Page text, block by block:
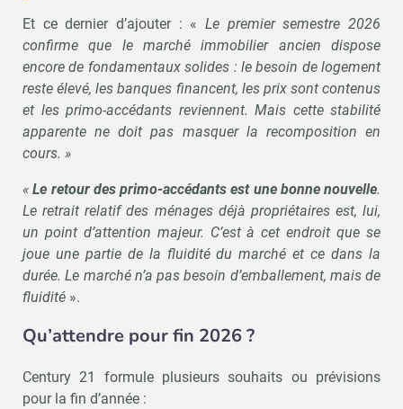
Et ce dernier d’ajouter : « Le premier semestre 2026
confirme que le marché immobilier ancien dispose
encore de fondamentaux solides : le besoin de logement
reste élevé, les banques financent, les prix sont contenus
et les primo-accédants reviennent. Mais cette stabilité
apparente ne doit pas masquer la recomposition en
cours. »
«Le retour des primo-accédants est une bonne nouvelle.
Le retrait relatif des ménages déjà propriétaires est, lui,
un point d’attention majeur. C’est à cet endroit que se
joue une partie de la fluidité du marché et ce dans la
durée. Le marché n’a pas besoin d’emballement, mais de
fluidité ».
Qu’attendre pour fin 2026 ?
Century 21 formule plusieurs souhaits ou prévisions
pour la fin d’année :